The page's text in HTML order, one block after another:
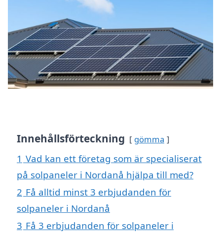
Innehållsförteckning gömma
1 Vad kan ett företag som är specialiserat
på solpaneler i Nordanå hjälpa till med?
2 Få alltid minst 3 erbjudanden för
solpaneler i Nordanå
3 Få 3 erbjudanden för solpaneler i